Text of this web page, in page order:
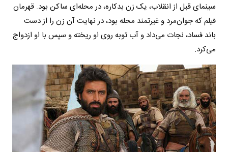
سینمای قبل از انقلاب، یک زن بدکاره، در محله‌ای ساکن بود. قهرمان
فیلم که جوان‌مرد و غیرتمند محله بود، در نهایت آن زن را از دست
باند فساد، نجات می‌داد و آب توبه روی او ریخته و سپس با او ازدواج
می‌کرد.